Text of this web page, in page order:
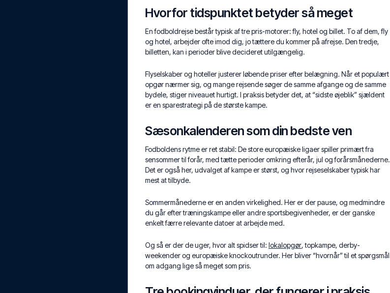
Hvorfor tidspunktet betyder så meget
En fodboldrejse består typisk af tre pris-motorer: fly, hotel og billet. To af dem, fly
og hotel, arbejder ofte imod dig, jo tættere du kommer på afrejse. Den tredje,
billetten, kan i perioder blive decideret utilgængelig.
Flyselskaber og hoteller justerer løbende priser efter belægning. Når et populært
opgør nærmer sig, og mange rejsende søger de samme afgange og de samme
bydele, stiger niveauet hurtigt. I praksis betyder det, at “sidste øjeblik” sjældent
er en sparestrategi på de største kampe.
Sæsonkalenderen som din bedste ven
Fodboldens rytme er ret stabil: De store europæiske ligaer spiller primært fra
sensommer til forår, med tætte perioder omkring efterår, jul og forårsmånederne.
Det er også her, udvalget af kampe er størst, og hvor rejseselskaber typisk har
mest at tilbyde.
Sommermånederne er en anden virkelighed. Her er der pause, og medmindre
du går efter træningskampe eller andre sportsbegivenheder, er der ganske
enkelt færre relevante datoer at arbejde med.
Og så er der de uger, hvor alt spidser til: lokalopgør, topkampe, derby-
weekender og europæiske knockoutrunder. Her bliver “hvornår” til et spørgsmål
om adgang lige så meget som pris.